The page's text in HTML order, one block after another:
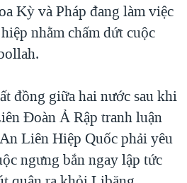
Kỳ và Pháp đang làm việc
nhằm chấm dứt cuộc
đồng giữa hai nước sau khi
Đoàn Ả Rập tranh luận
Liên Hiệp Quốc phải yêu
ngưng bắn ngay lập tức